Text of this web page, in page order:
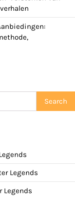
Legends
Legends